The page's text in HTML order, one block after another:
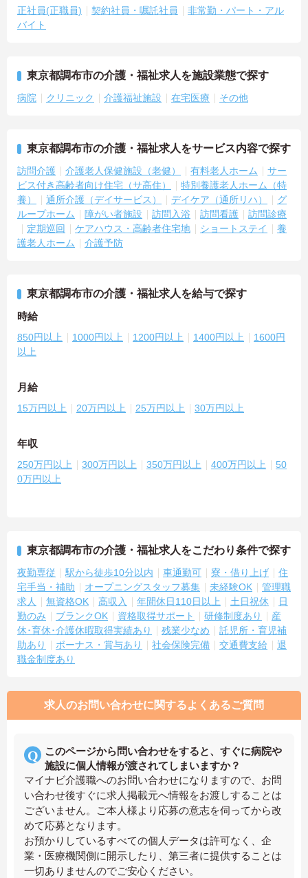
正社員(正職員) 契約社員・嘱託社員
非常勤・パート・アル
バイト
東京都調布市の介護・福祉求人を施設業態で探す
病院 クリニック 介護福祉施設 在宅医療 その他
東京都調布市の介護・福祉求人をサービス内容で探す
訪問介護 介護老人保健施設（老健） 有料老人ホーム
サー
ビス付き高齢者向け住宅（サ高住）
特別養護老人ホーム（特
養）
通所介護（デイサービス） デイケア（通所リハ）
グ
ループホーム
障がい者施設 訪問入浴 訪問看護
訪問診療
定期巡回
ケアハウス・高齢者住宅地 ショートステイ
養
護老人ホーム
介護予防
東京都調布市の介護・福祉求人を給与で探す
時給
850円以上 1000円以上 1200円以上 1400円以上
1600円
以上
月給
15万円以上 20万円以上 25万円以上 30万円以上
年収
250万円以上 300万円以上 350万円以上 400万円以上
50
0万円以上
東京都調布市の介護・福祉求人をこだわり条件で探す
夜勤専従 駅から徒歩10分以内 車通勤可 寮・借り上げ
住
宅手当・補助
オープニングスタッフ募集 未経験OK
管理職
求人
無資格OK 高収入 年間休日110日以上 土日祝休
日
勤のみ
ブランクOK 資格取得サポート 研修制度あり
産
休･育休･介護休暇取得実績あり
残業少なめ
託児所・育児補
助あり
ボーナス・賞与あり 社会保険完備 交通費支給
退
職金制度あり
求人のお問い合わせに関するよくあるご質問
このページから問い合わせをすると、すぐに病院や
施設に個人情報が渡されてしまいますか？
マイナビ介護職へのお問い合わせになりますので、お問
い合わせ後すぐに求人掲載元へ情報をお渡しすることは
ございません。ご本人様より応募の意志を伺ってから改
めて応募となります。
お預かりしているすべての個人データは許可なく、企
業・医療機関側に開示したり、第三者に提供することは
一切ありませんのでご安心ください。